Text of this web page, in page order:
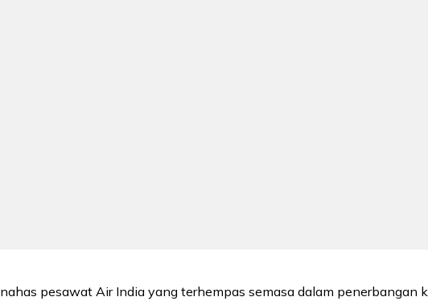
pesawat Air India yang terhempas semasa dalam penerbangan